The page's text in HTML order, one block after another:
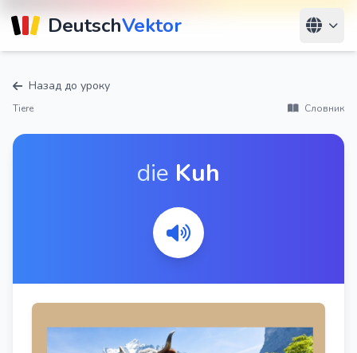
DeutschVektor
Назад до уроку
Tiere Словник
die Kuh